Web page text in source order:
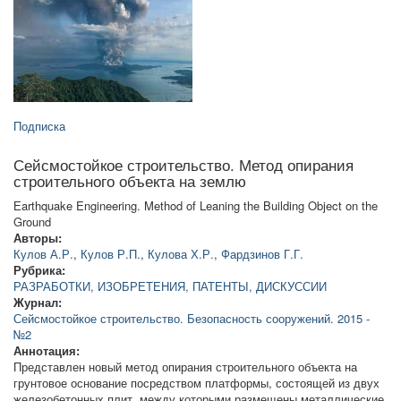
Подписка
Сейсмостойкое строительство. Метод опирания
строительного объекта на землю
Еarthquake Engineering. Method of Leaning the Building Object on the
Ground
Авторы:
Кулов А.Р., Кулов Р.П., Кулова Х.Р., Фардзинов Г.Г.
Рубрика:
РАЗРАБОТКИ, ИЗОБРЕТЕНИЯ, ПАТЕНТЫ, ДИСКУССИИ
Журнал:
Сейсмостойкое строительство. Безопасность сооружений. 2015 -
№2
Аннотация:
Представлен новый метод опирания строительного объекта на
грунтовое основание посредством платформы, состоящей из двух